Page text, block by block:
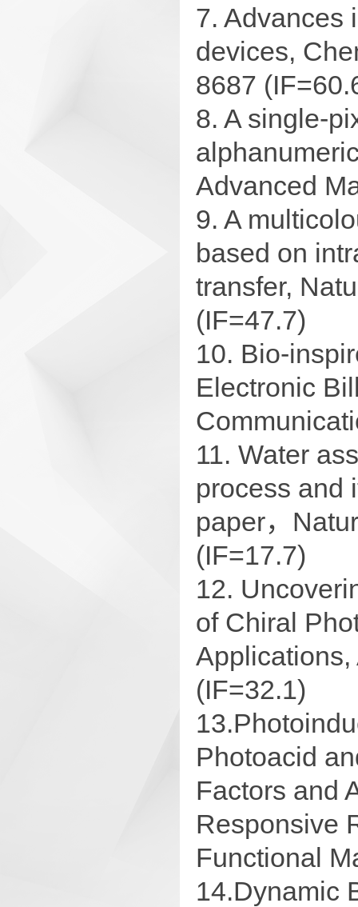
7. Advances
devices,
8687
8. A single-
Advanced
9. A
based on
transfer,
(IF=47.7)
10. Bio-
Electronic
11. Water
process and
paper，
(IF=17.7)
12.
of Chiral
(IF=32.1)
Photoacid
Factors and
Responsive
Functional
14.Dynamic